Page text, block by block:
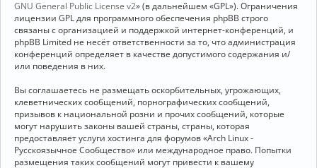
GNU General Public License v2» (в дальнейшем «GPL»). Ограничения
лицензии GPL для программного обеспечения phpBB строго
связаны с организацией и поддержкой интернет-конференций, и
phpBB Limited не несёт ответственности за то, что администрация
конференций определяет в качестве допустимого содержания и/
или поведения в них.
Вы соглашаетесь не размещать оскорбительных, угрожающих,
клеветнических сообщений, порнографических сообщений,
призывов к национальной розни и прочих сообщений, которые
могут нарушить законы вашей страны, страны, которая
предоставляет услуги хостинга для форумов «Arch Linux -
Русскоязычное Сообщество» или международное право. Попытки
размещения таких сообщений могут привести к вашему